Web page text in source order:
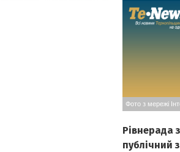
Фото з мережі
Рівнерада
публічний